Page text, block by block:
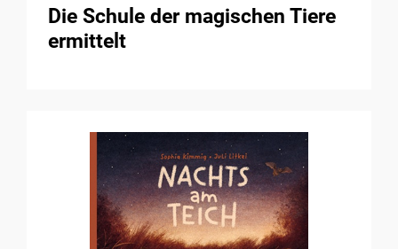
Die Schule der magischen Tiere
ermittelt